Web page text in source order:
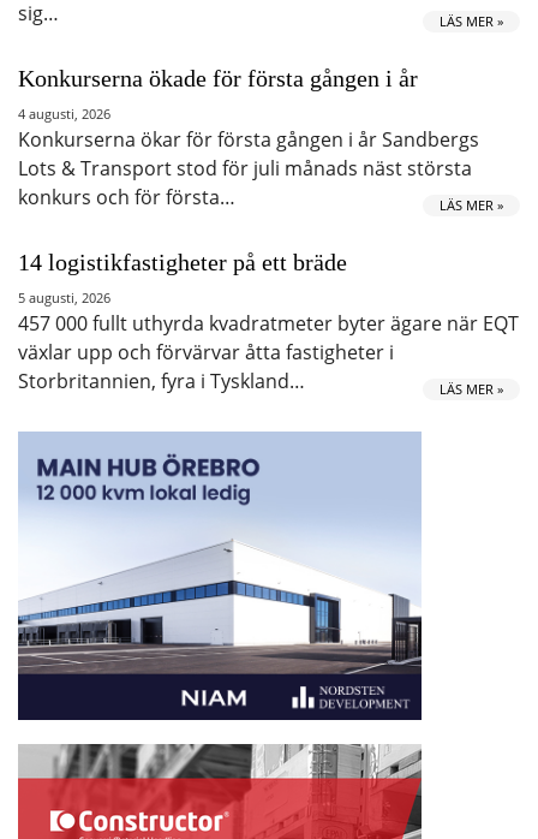
sig…
LÄS MER »
Konkurserna ökade för första gången i år
4 augusti, 2026
Konkurserna ökar för första gången i år Sandbergs
Lots & Transport stod för juli månads näst största
konkurs och för första…
LÄS MER »
14 logistikfastigheter på ett bräde
5 augusti, 2026
457 000 fullt uthyrda kvadratmeter byter ägare när EQT
växlar upp och förvärvar åtta fastigheter i
Storbritannien, fyra i Tyskland…
LÄS MER »